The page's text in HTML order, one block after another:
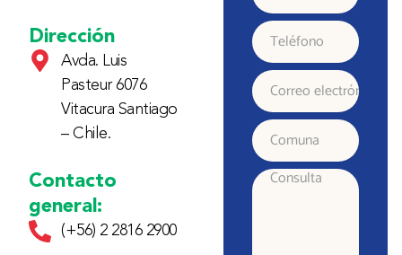
Dirección
Avda. Luis
Pasteur 6076
Vitacura Santiago
– Chile.
Contacto
general:
(+56) 2 2816 2900
y
Apellido
Teléfono
Correo
electrónico
Comuna
Consulta